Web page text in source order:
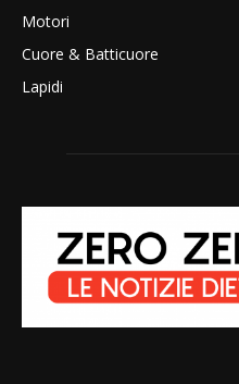
Motori
Cuore & Batticuore
Lapidi